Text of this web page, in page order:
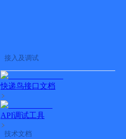
接入及调试
快递鸟接口文档
API调试工具
技术文档